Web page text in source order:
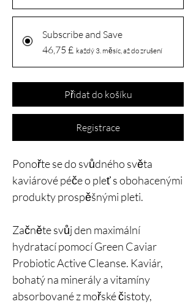
Subscribe and Save
46,75 £ každý 3. měsíc, až do zrušení
Přidat do košíku
Registrace
Ponořte se do svůdného světa
kaviárové péče o pleť s obohacenými
produkty prospěšnými pleti.
Začněte svůj den maximální
hydratací pomocí Green Caviar
Probiotic Active Cleanse. Kaviár,
bohatý na minerály a vitamíny
absorbované z mořské čistoty,